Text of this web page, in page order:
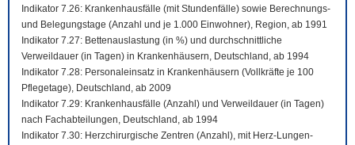
Indikator 7.26: Krankenhausfälle (mit Stundenfälle) sowie Berechnungs-
und Belegungstage (Anzahl und je 1.000 Einwohner), Region, ab 1991
Indikator 7.27: Bettenauslastung (in %) und durchschnittliche
Verweildauer (in Tagen) in Krankenhäusern, Deutschland, ab 1994
Indikator 7.28: Personaleinsatz in Krankenhäusern (Vollkräfte je 100
Pflegetage), Deutschland, ab 2009
Indikator 7.29: Krankenhausfälle (Anzahl) und Verweildauer (in Tagen)
nach Fachabteilungen, Deutschland, ab 1994
Indikator 7.30: Herzchirurgische Zentren (Anzahl), mit Herz-Lungen-